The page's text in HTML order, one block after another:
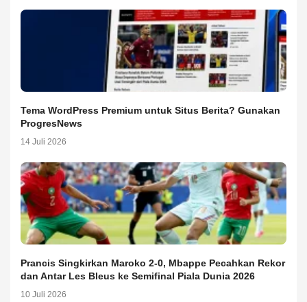
Tema WordPress Premium untuk Situs Berita? Gunakan
ProgresNews
14 Juli 2026
Prancis Singkirkan Maroko 2-0, Mbappe Pecahkan Rekor
dan Antar Les Bleus ke Semifinal Piala Dunia 2026
10 Juli 2026